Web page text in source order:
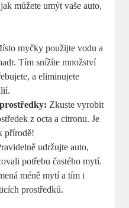
můžete umýt vaše auto,
myčky použijte vodu a
Tím snížíte množství
a eliminujete
Zkuste vyrobit
z octa a citronu. Je
přírodě!
udržujte auto,
potřebu častého mytí.
méně mytí a tím i
prostředků.